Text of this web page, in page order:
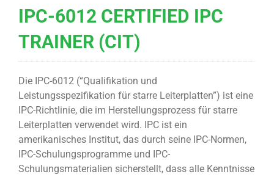
IPC-6012 CERTIFIED IPC
TRAINER (CIT)
Die IPC-6012 (“Qualifikation und
Leistungsspezifikation für starre Leiterplatten”) ist eine
IPC-Richtlinie, die im Herstellungsprozess für starre
Leiterplatten verwendet wird. IPC ist ein
amerikanisches Institut, das durch seine IPC-Normen,
IPC-Schulungsprogramme und IPC-
Schulungsmaterialien sicherstellt, dass alle Kenntnisse